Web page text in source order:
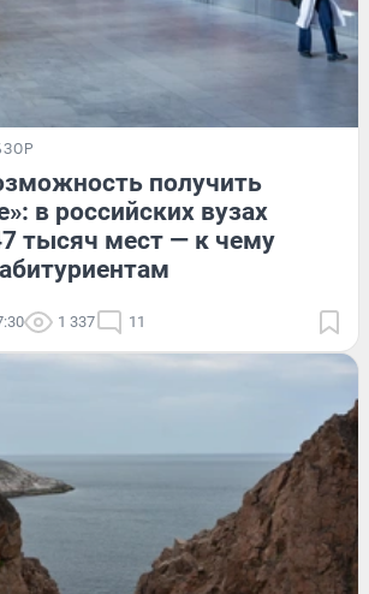
получить
в российских вузах
тысяч мест — к чему
1 337 11